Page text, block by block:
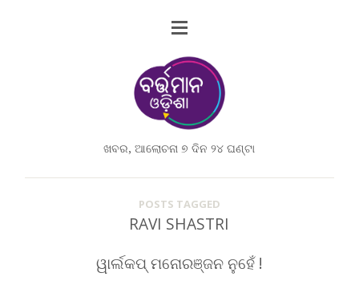
ଖବର, ଆଲୋଚନା ୭ ଦିନ ୨୪ ଘଣ୍ଟା
POSTS TAGGED
RAVI SHASTRI
ୱାର୍ଲକପ୍ ମନୋରଞ୍ଜନ ନୁହେଁ !